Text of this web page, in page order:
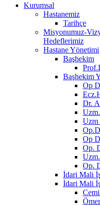
Kurumsal
Hastanemiz
Tarihçe
Misyonumuz-
Hedeflerimiz
Hastane Yönetimi
Başhekim
Başhekim
Op
Dr.
Uzm
Op
Op.
Op.
İdari Mali
İdari Mali